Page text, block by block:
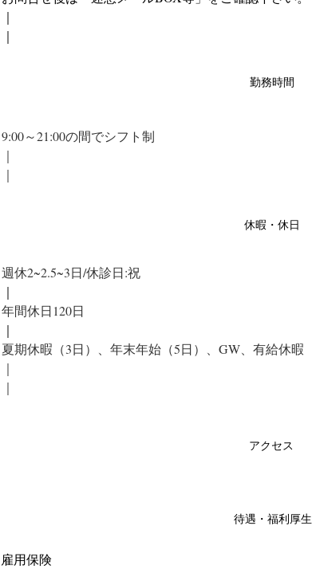
｜
｜
勤務時間
9:00～21:00の間でシフト制
｜
｜
休暇・休日
週休2~2.5~3日/休診日:祝
｜
年間休日120日
｜
夏期休暇（3日）、年末年始（5日）、GW、有給休暇
｜
｜
アクセス
待遇・福利厚生
雇用保険